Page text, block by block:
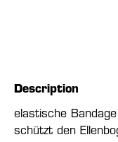
Description
elastische
schützt den